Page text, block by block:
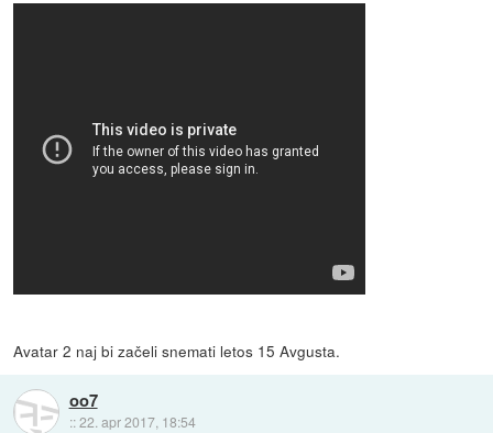
Avatar 2 naj bi začeli snemati letos 15 Avgusta.
oo7
::22. apr 2017, 18:54